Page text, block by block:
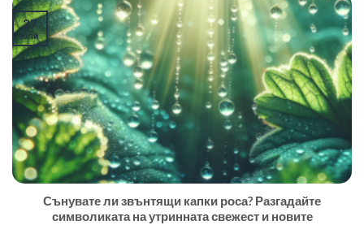
Сънувате ли звънтящи капки роса? Разгадайте
символиката на утринната свежест и новите
27
юли